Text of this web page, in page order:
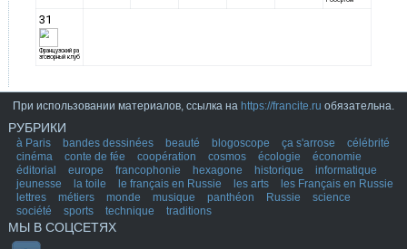
При использовании материалов, ссылка на https://francite.ru обязательна.
РУБРИКИ
à Paris bandes dessinées beauté blogoscope ça s'arrose
célébrité
cinéma
conte de fée coopération cosmos écologie
économie
éditorial
europe francophonie hexagone historique
informatique
jeunesse
la toile le français en Russie les arts
les Français en Russie
lettres
métiers monde musique panthéon Russie
science
société
sports technique traditions
МЫ В СОЦСЕТЯХ